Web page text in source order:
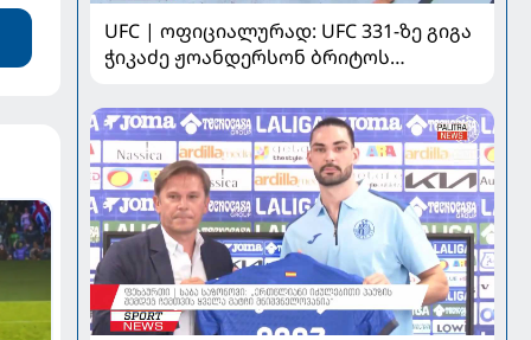
UFC | ოფიციალურად: UFC 331-ზე გიგა
ჭიკაძე ჟოანდერსონ ბრიტოს